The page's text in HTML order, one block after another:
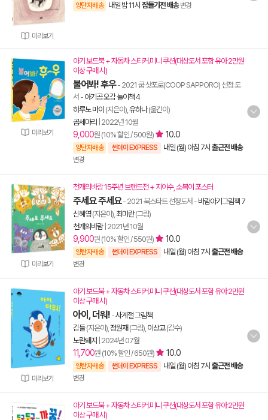
미리보기
양탄자배송 내일 밤 11시 잠들기전 배송 변경
미리보기
아기 보드북 + 자동차 스티커.미니 쿠션(대상도서 포함 유아 2만원
이상 구매 시)
불어봐! 후우- 2021 쿱 삿포로(COOP SAPPORO) 선정 도
서 - 아기곰 오감 놀이책 4
하루노 마이 (지은이), 유하나(옮긴이)
곰세마리
2022년 10월
9,000원 (10% 할인 / 500원) 10.0
양탄자배송 썬데이 EXPRESS 내일 (월) 아침 7시 출근전 배송
변경
미리보기
천개의바람 15주년 브랜드전 + 지이수, 소복이 포스터
주세요 주세요- 2021 북스타트 선정도서 - 바람아기그림책 7
신혜영(지은이), 최미란(그림)
천개의바람| 2021년 10월
9,900원 (10% 할인 / 550원) 10.0
양탄자배송 썬데이 EXPRESS 내일 (월) 아침 7시 출근전 배송
변경
미리보기
아기 보드북 + 자동차 스티커.미니 쿠션(대상도서 포함 유아 2만원
이상 구매 시)
아이, 더워! -사계절 그림책
김들(지은이), 정원재 (그림), 이상교(감수)
노란돼지
2024년 07월
11,700원 (10% 할인 / 650원) 10.0
양탄자배송 썬데이 EXPRESS 내일 (월) 아침 7시 출근전 배송
변경
아기 보드북 + 자동차 스티커.미니 쿠션(대상도서 포함 유아 2만원
이상 구매 시)